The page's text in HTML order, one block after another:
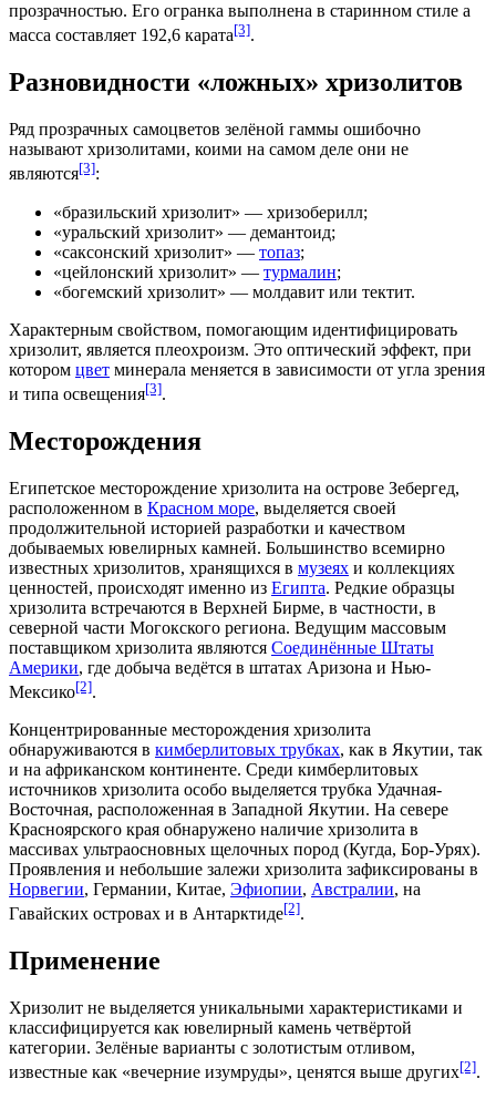
прозрачностью. Его огранка выполнена в старинном стиле а
масса составляет 192,6 карата[3].
Разновидности «ложных» хризолитов
Ряд прозрачных самоцветов зелёной гаммы ошибочно
называют хризолитами, коими на самом деле они не
являются[3]:
«бразильский хризолит» — хризоберилл;
«уральский хризолит» — демантоид;
«саксонский хризолит» — топаз;
«цейлонский хризолит» — турмалин;
«богемский хризолит» — молдавит или тектит.
Характерным свойством, помогающим идентифицировать
хризолит, является плеохроизм. Это оптический эффект, при
котором цвет минерала меняется в зависимости от угла зрения
и типа освещения[3].
Месторождения
Египетское месторождение хризолита на острове Зебергед,
расположенном в Красном море, выделяется своей
продолжительной историей разработки и качеством
добываемых ювелирных камней. Большинство всемирно
известных хризолитов, хранящихся в музеях и коллекциях
ценностей, происходят именно из Египта. Редкие образцы
хризолита встречаются в Верхней Бирме, в частности, в
северной части Могокского региона. Ведущим массовым
поставщиком хризолита являются Соединённые Штаты
Америки, где добыча ведётся в штатах Аризона и Нью-
Мексико[2].
Концентрированные месторождения хризолита
обнаруживаются в кимберлитовых трубках, как в Якутии, так
и на африканском континенте. Среди кимберлитовых
источников хризолита особо выделяется трубка Удачная-
Восточная, расположенная в Западной Якутии. На севере
Красноярского края обнаружено наличие хризолита в
массивах ультраосновных щелочных пород (Кугда, Бор-Урях).
Проявления и небольшие залежи хризолита зафиксированы в
Норвегии, Германии, Китае, Эфиопии, Австралии, на
Гавайских островах и в Антарктиде[2].
Применение
Хризолит не выделяется уникальными характеристиками и
классифицируется как ювелирный камень четвёртой
категории. Зелёные варианты с золотистым отливом,
известные как «вечерние изумруды», ценятся выше других[2].